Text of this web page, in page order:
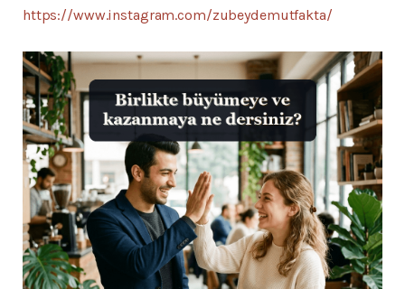
https://www.instagram.com/zubeydemutfakta/